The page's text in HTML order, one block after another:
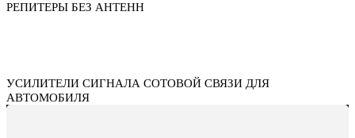
РЕПИТЕРЫ БЕЗ АНТЕНН
УСИЛИТЕЛИ СИГНАЛА СОТОВОЙ СВЯЗИ ДЛЯ
АВТОМОБИЛЯ